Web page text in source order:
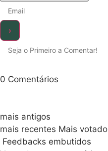
0 Comentários
mais antigos
mais recentes Mais votado
Feedbacks embutidos